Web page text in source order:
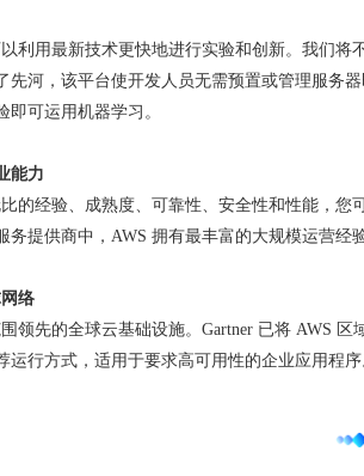
利用最新技术更快地进行实验和创新。我们将
先河，该平台使开发人员无需预置或管理服务
即可运用机器学习。
能力
的经验、成熟度、可靠性、安全性和性能，
务提供商中，AWS 拥有最丰富的大规模运营经
络
领先的全球云基础设施。Gartner 已将 AWS 区
运行方式，适用于要求高可用性的企业应用程